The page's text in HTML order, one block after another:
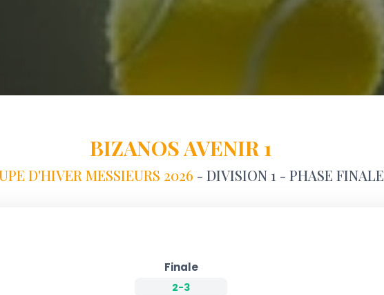
BIZANOS AVENIR 1
D'HIVER MESSIEURS 2026 - DIVISION 1 - PHASE FINALE
Finale
2-3